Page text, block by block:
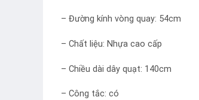
– Đường kính vòng quay: 54cm
– Chất liệu: Nhựa cao cấp
– Chiều dài dây quạt: 140cm
– Công tắc: có